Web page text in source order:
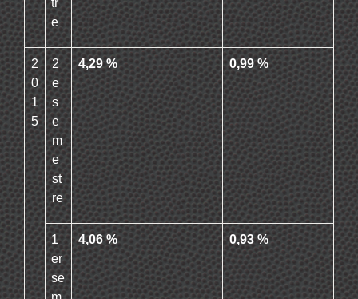
tr
e
2
0
1
5
2
e
s
e
m
e
st
re
4,29 % 0,99 %
1
er
se
4,06 % 0,93 %